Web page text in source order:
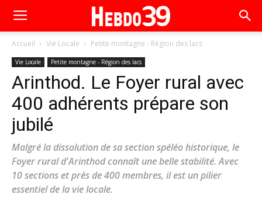
Accueil Vie Locale Petite montagne - Région des lacs
Vie Locale Petite montagne - Région des lacs
Arinthod. Le Foyer rural avec
400 adhérents prépare son
jubilé
Malgré la dissolution de sa section spéléo historique, le
Foyer rural d'Arinthod connaît une belle stabilité. Avec
10 sections et près de 400 membres, il est un pilier
essentiel de la vie locale.